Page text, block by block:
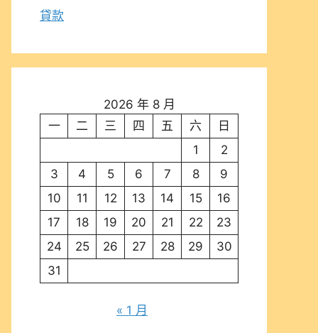
貸款
2026 年 8 月
一
二 三 四 五 六
日
1
2
3
4 5 6 7 8
9
10
11 12 13 14 15
16
17
18 19 20 21 22
23
24
25 26 27 28 29
30
31
« 1 月